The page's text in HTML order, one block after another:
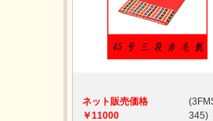
ネット販売価格
￥11000
345)